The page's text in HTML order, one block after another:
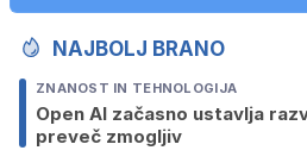
NAJBOLJ BRANO
ZNANOST IN TEHNOLOGIJA
Open AI začasno ustavlja
preveč zmogljiv